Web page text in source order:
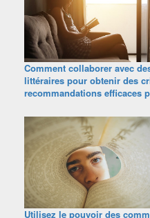
Comment collaborer avec
littéraires pour obtenir des
recommandations efficaces
Utilisez le pouvoir des